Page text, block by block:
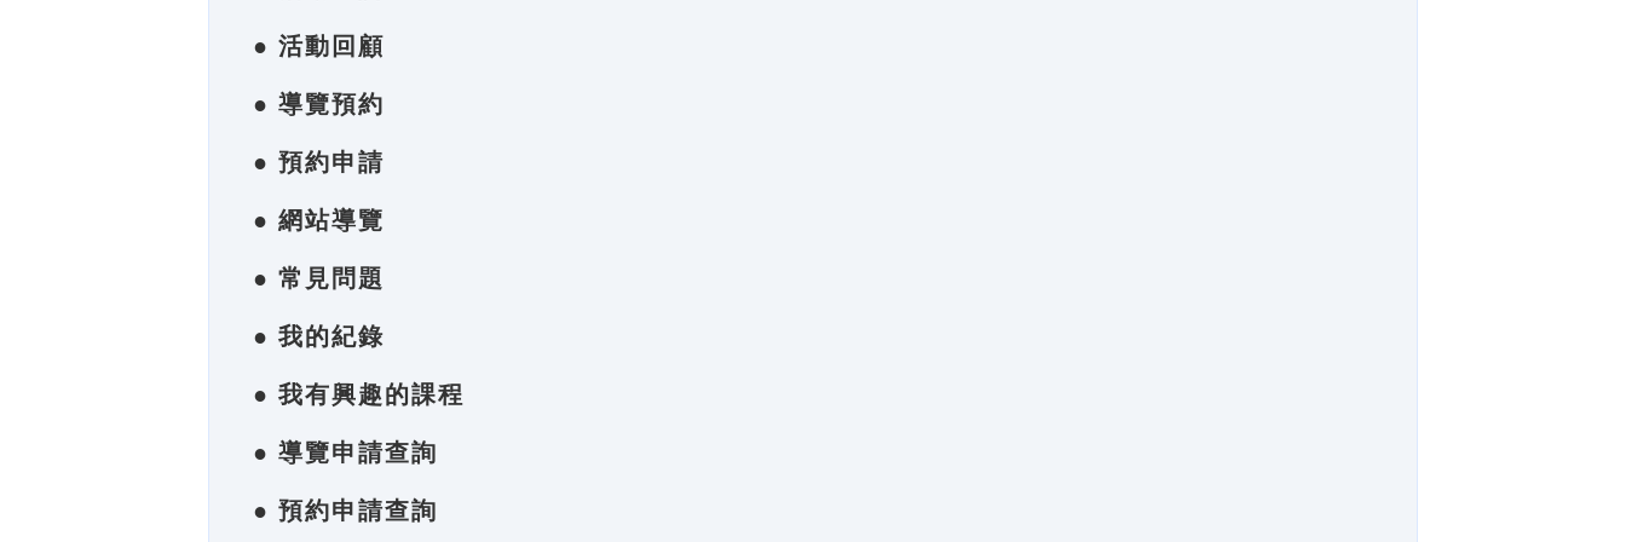
● 活動回顧
● 導覽預約
● 預約申請
● 網站導覽
● 常見問題
● 我的紀錄
● 我有興趣的課程
● 導覽申請查詢
● 預約申請查詢